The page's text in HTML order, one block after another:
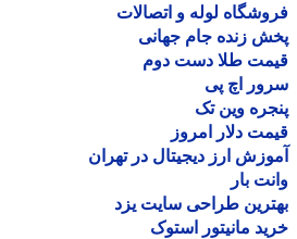
لوله و اتصالات
زنده جام جهانی
طلا دست دوم
اچ پی
وین تک
دلار امروز
ارز دیجیتال در تهران
بار
طراحی سایت یزد
مانیتور استوک